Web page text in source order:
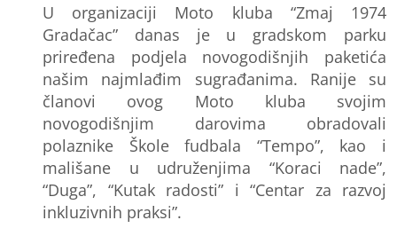
U organizaciji Moto kluba “Zmaj 1974
Gradačac” danas je u gradskom parku
priređena podjela novogodišnjih paketića
našim najmlađim sugrađanima. Ranije su
članovi ovog Moto kluba svojim
novogodišnjim darovima obradovali
polaznike Škole fudbala “Tempo”, kao i
mališane u udruženjima “Koraci nade”,
“Duga”, “Kutak radosti” i “Centar za razvoj
inkluzivnih praksi”.